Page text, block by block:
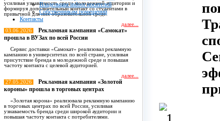
Владельцам indoor носителей
Собственникам помещений
Контакты
усиливая узнаваемость среди молодежной аудитории и
формируя дополнительный контакт со студентами в
привычной для них образовательной среде.
далее...
03.06.2026
Рекламная кампания «Самокат»
прошла в ВУЗах по всей России
Сервис доставки «Самокат» реализовал рекламную
кампанию в университетах по всей стране, усиливая
присутствие бренда в молодежной среде и повышая
частоту контакта с целевой аудиторией.
далее...
27.05.2026
Рекламная кампания «Золотой
короны» прошла в торговых центрах
«Золотая корона» реализовала рекламную кампанию
в торговых центрах по всей России, усиливая
узнаваемость бренда среди широкой аудитории и
повышая частоту контакта с потребителями.